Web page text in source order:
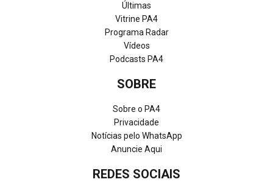
Últimas
Vitrine PA4
Programa Radar
Vídeos
Podcasts PA4
SOBRE
Sobre o PA4
Privacidade
Notícias pelo WhatsApp
Anuncie Aqui
REDES SOCIAIS